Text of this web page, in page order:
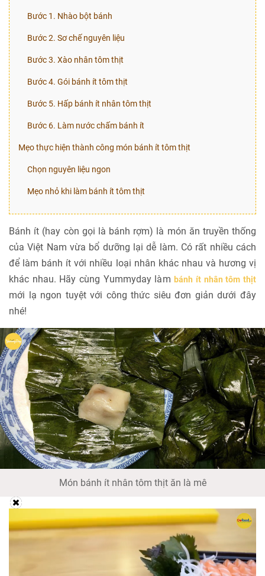
Bước 1. Nhào bột bánh
Bước 2. Sơ chế nguyên liệu
Bước 3. Xào nhân tôm thịt
Bước 4. Gói bánh ít tôm thịt
Bước 5. Hấp bánh ít nhân tôm thịt
Bước 6. Làm nước chấm bánh ít
Mẹo thực hiện thành công món bánh ít tôm thịt
Chọn nguyên liệu ngon
Mẹo nhỏ khi làm bánh ít tôm thịt
Bánh ít (hay còn gọi là bánh rợm) là món ăn truyền thống
của Việt Nam vừa bổ dưỡng lại dễ làm. Có rất nhiều cách
để làm bánh ít với nhiều loại nhân khác nhau và hương vị
khác nhau. Hãy cùng Yummyday làmbánh ít nhân tôm thịt
mới lạ ngon tuyệt với công thức siêu đơn giản dưới đây
nhé!
Món bánh ít nhân tôm thịt ăn là mê